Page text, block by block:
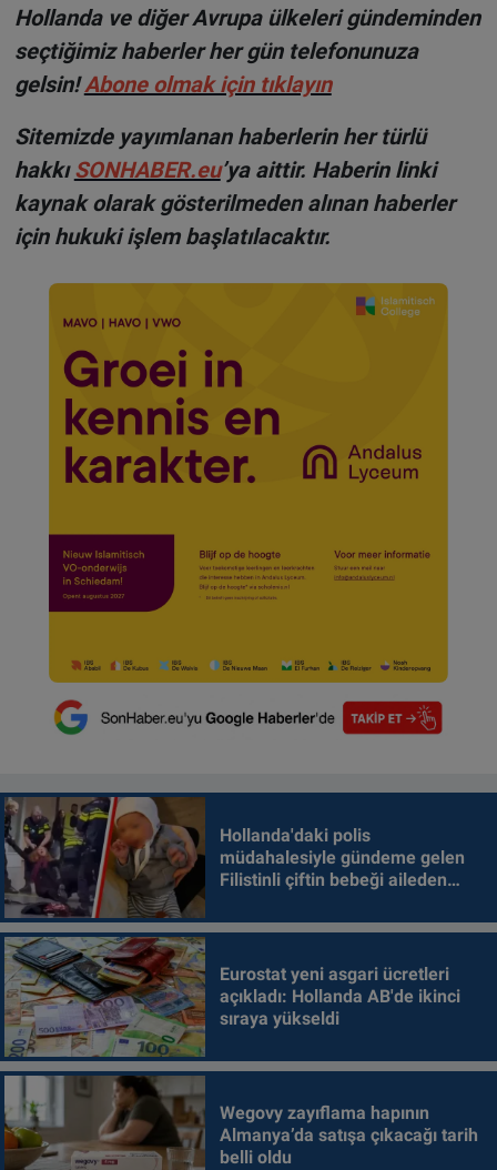
Hollanda ve diğer Avrupa ülkeleri gündeminden
seçtiğimiz haberler her gün telefonunuza
gelsin!Abone olmak için tıklayın
Sitemizde yayımlanan haberlerin her türlü
hakkıSONHABER.eu’ya aittir. Haberin linki
kaynak olarak gösterilmeden alınan haberler
için hukuki işlem başlatılacaktır.
Hollanda'daki polis
müdahalesiyle gündeme gelen
Filistinli çiftin bebeği aileden
Eurostat yeni asgari ücretleri
açıkladı: Hollanda AB'de ikinci
sıraya yükseldi
Wegovy zayıflama hapının
Almanya’da satışa çıkacağı tarih
belli oldu